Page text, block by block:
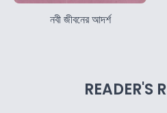
নবী জীবনের আদর্শ
READER'S